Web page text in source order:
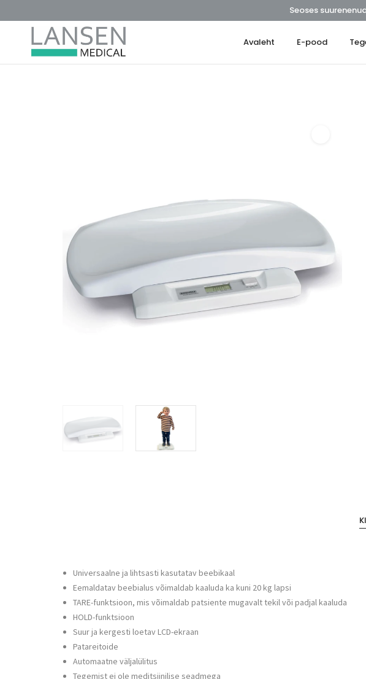
Seoses
Avaleht E-pood
Universaalne ja lihtsasti kasutatav beebikaal
Eemaldatav beebialus võimaldab kaaluda ka kuni 20 kg lapsi
TARE-funktsioon, mis võimaldab patsiente mugavalt tekil või padjal kaaluda
HOLD-funktsioon
Suur ja kergesti loetav LCD-ekraan
Patareitoide
Automaatne väljalülitus
Tegemist ei ole meditsiinilise seadmega